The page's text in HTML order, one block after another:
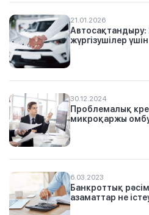
21.01.2026
жүргізушілер
30.12.2024
Проблемалық
микроқаржы
6.03.2023
Банкроттық
азаматтар не